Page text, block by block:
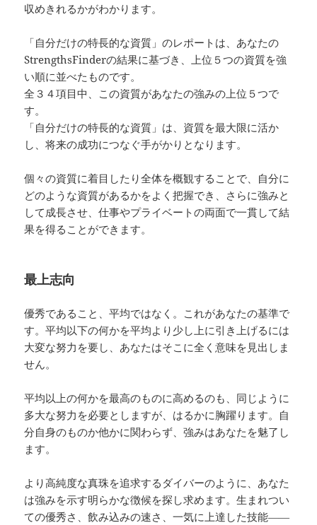
収めきれるかがわかります。
「自分だけの特長的な資質」のレポートは、あなたの
StrengthsFinderの結果に基づき、上位５つの資質を強
い順に並べたものです。
全３４項目中、この資質があなたの強みの上位５つで
す。
「自分だけの特長的な資質」は、資質を最大限に活か
し、将来の成功につなぐ手がかりとなります。
個々の資質に着目したり全体を概観することで、自分に
どのような資質があるかをよく把握でき、さらに強みと
して成長させ、仕事やプライベートの両面で一貫して結
果を得ることができます。
最上志向
優秀であること、平均ではなく。これがあなたの基準で
す。平均以下の何かを平均より少し上に引き上げるには
大変な努力を要し、あなたはそこに全く意味を見出しま
せん。
平均以上の何かを最高のものに高めるのも、同じように
多大な努力を必要としますが、はるかに胸躍ります。自
分自身のものか他かに関わらず、強みはあなたを魅了し
ます。
より高純度な真珠を追求するダイバーのように、あなた
は強みを示す明らかな徴候を探し求めます。生まれつい
ての優秀さ、飲み込みの速さ、一気に上達した技能――